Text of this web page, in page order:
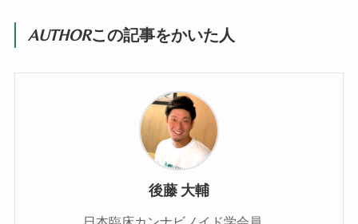
AUTHORこの記事をかいた人
後藤 大輔